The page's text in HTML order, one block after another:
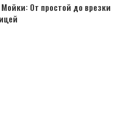
От простой до врезки